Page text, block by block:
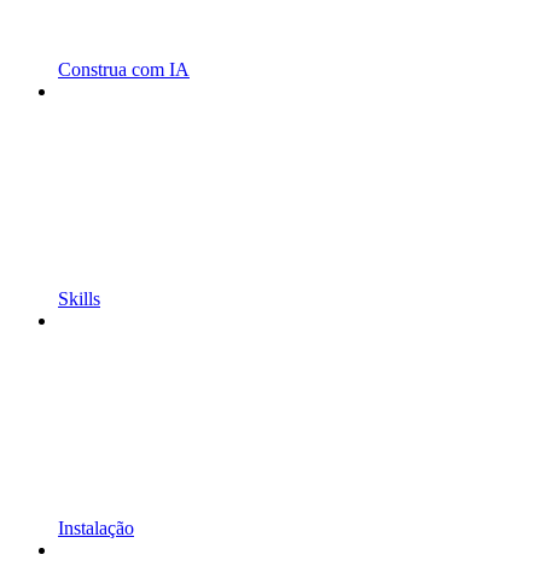
Construa com IA
Skills
Instalação